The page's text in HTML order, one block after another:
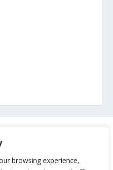
browsing experience,